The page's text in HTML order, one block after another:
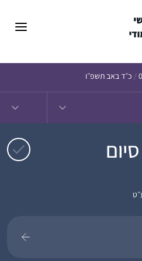
/ כ״ד באב תשפ״ו